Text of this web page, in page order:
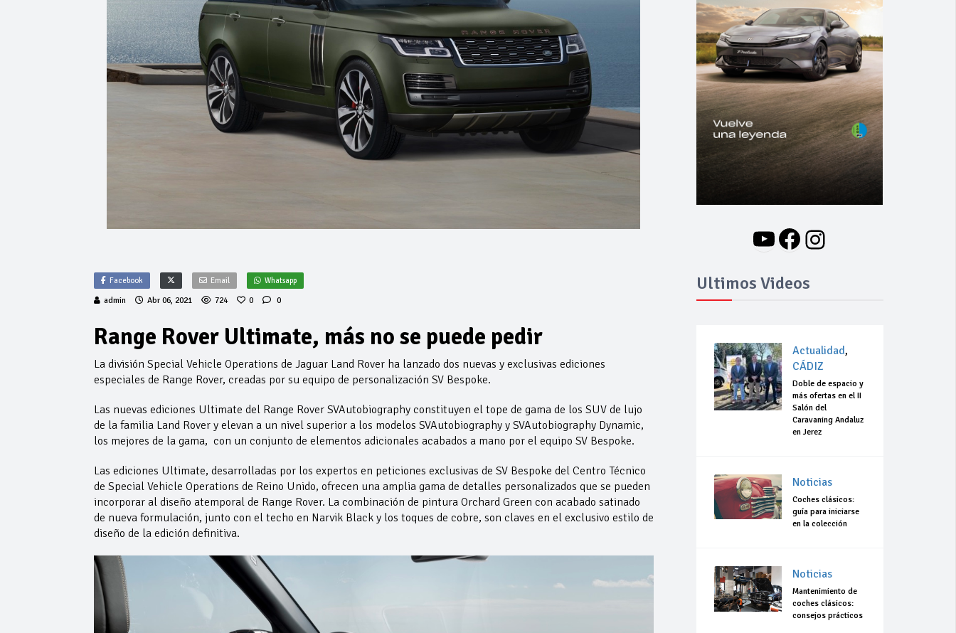
Facebook Email Whatsapp
admin Abr 06, 2021 724 0 0
Range Rover Ultimate, más no se puede pedir
La división Special Vehicle Operations de Jaguar Land Rover ha lanzado dos nuevas y exclusivas ediciones
especiales de Range Rover, creadas por su equipo de personalización SV Bespoke.
Las nuevas ediciones Ultimate del Range Rover SVAutobiography constituyen el tope de gama de los SUV de lujo
de la familia Land Rover y elevan a un nivel superior a los modelos SVAutobiography y SVAutobiography Dynamic,
los mejores de la gama, con un conjunto de elementos adicionales acabados a mano por el equipo SV Bespoke.
Las ediciones Ultimate, desarrolladas por los expertos en peticiones exclusivas de SV Bespoke del Centro Técnico
de Special Vehicle Operations de Reino Unido, ofrecen una amplia gama de detalles personalizados que se pueden
incorporar al diseño atemporal de Range Rover. La combinación de pintura Orchard Green con acabado satinado
de nueva formulación, junto con el techo en Narvik Black y los toques de cobre, son claves en el exclusivo estilo de
diseño de la edición definitiva.
YouTube
Facebook
Instagram
Ultimos Videos
Actualidad,
CÁDIZ
Doble de espacio y
más ofertas en el II
Salón del
Caravaning Andaluz
en Jerez
Noticias
Coches clásicos:
guía para iniciarse
en la colección
Noticias
Mantenimiento de
coches clásicos:
consejos prácticos